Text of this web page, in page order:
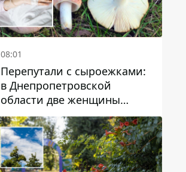
08:01
Перепутали с сыроежками:
в Днепропетровской
области две женщины
отравились грибами